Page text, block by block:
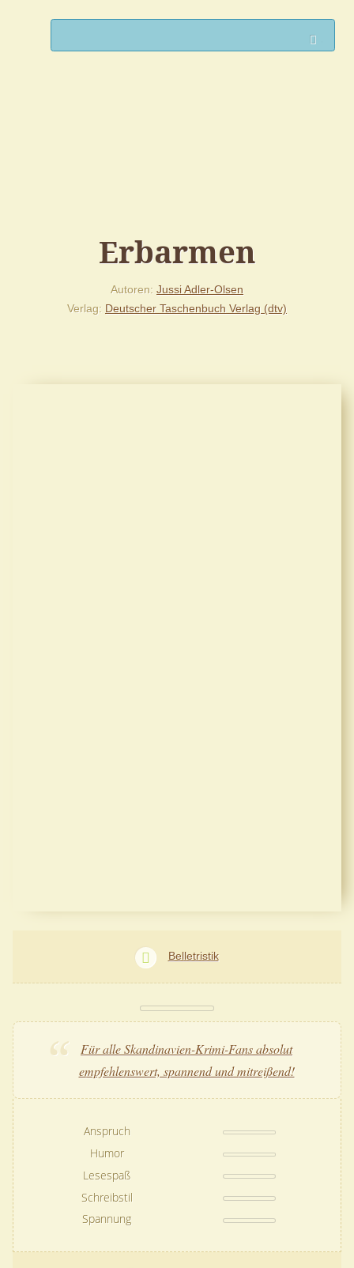
Erbarmen
Autoren Jussi Adler-Olsen
Verlag Deutscher Taschenbuch Verlag (dtv)
Belletristik
Für alle Skandinavien-Krimi-Fans absolut
empfehlenswert, spannend und mitreißend!
Anspruch
Humor
Lesespaß
Schreibstil
Spannung